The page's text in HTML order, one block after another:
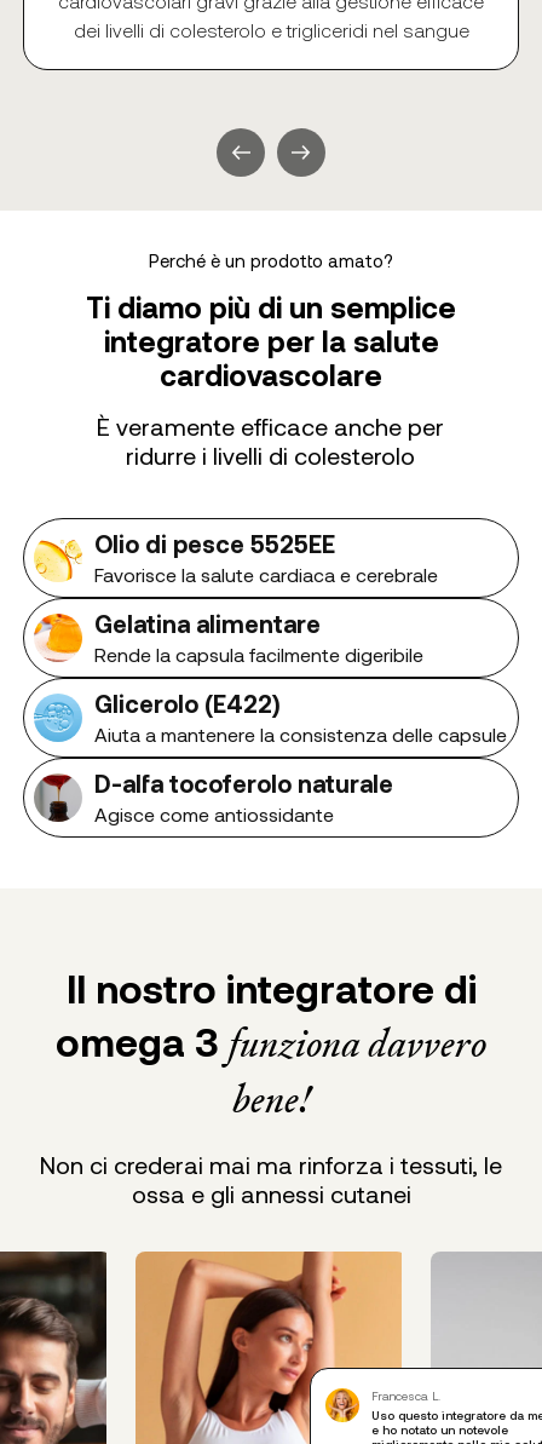
dei livelli di colesterolo e trigliceridi nel sangue
Perché è un prodotto amato?
Ti diamo più di un semplice
integratore per la salute
cardiovascolare
È veramente efficace anche per
ridurre i livelli di colesterolo
Olio di pesce 5525EE
Favorisce la salute cardiaca e cerebrale
Gelatina alimentare
Rende la capsula facilmente digeribile
Glicerolo (E422)
Aiuta a mantenere la consistenza delle capsule
D-alfa tocoferolo naturale
Agisce come antiossidante
Il nostro integratore di
omega 3 funziona davvero
bene!
Non ci crederai mai ma rinforza i tessuti, le
ossa e gli annessi cutanei
Francesca L.
Uso questo integratore da
e ho notato un notevole